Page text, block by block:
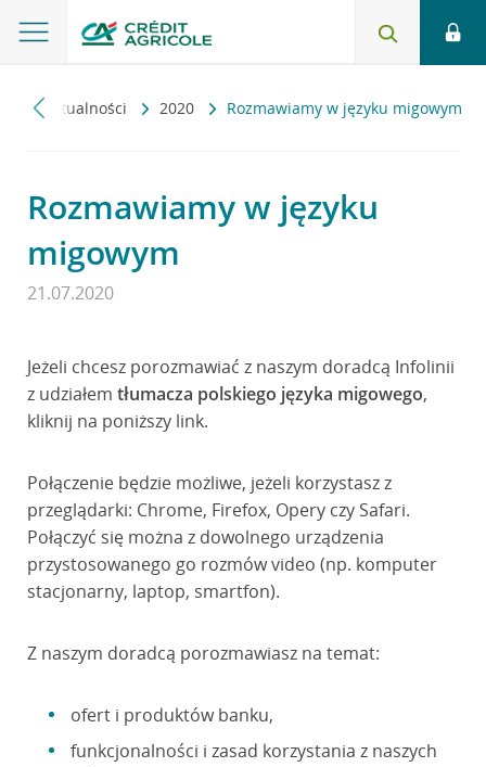
Aktualności 2020 Rozmawiamy w języku migowym
Rozmawiamy w języku
migowym
21.07.2020
Jeżeli chcesz porozmawiać z naszym doradcą Infolinii
z udziałem tłumacza polskiego języka migowego,
kliknij na poniższy link.
Połączenie będzie możliwe, jeżeli korzystasz z
przeglądarki: Chrome, Firefox, Opery czy Safari.
Połączyć się można z dowolnego urządzenia
przystosowanego go rozmów video (np. komputer
stacjonarny, laptop, smartfon).
Z naszym doradcą porozmawiasz na temat:
ofert i produktów banku,
funkcjonalności i zasad korzystania z naszych